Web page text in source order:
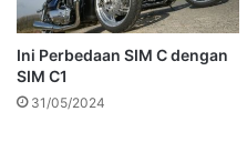
Ini Perbedaan SIM C dengan
SIM C1
31/05/2024